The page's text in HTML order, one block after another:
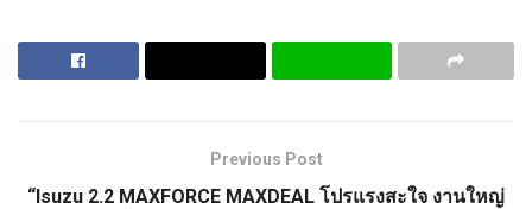
Previous Post
“Isuzu 2.2 MAXFORCE MAXDEAL โปรแรงสะใจ งานใหญ่